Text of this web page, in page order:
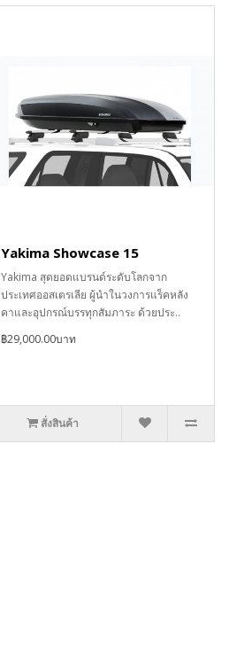
Yakima Showcase 15
Yakima สุดยอดแบรนด์ระดับโลกจาก
ประเทศออสเตรเลีย ผู้นำในวงการแร็คหลัง
คาและอุปกรณ์บรรทุกสัมภาระ ด้วยประ..
฿29,000.00บาท
สั่งสินค้า